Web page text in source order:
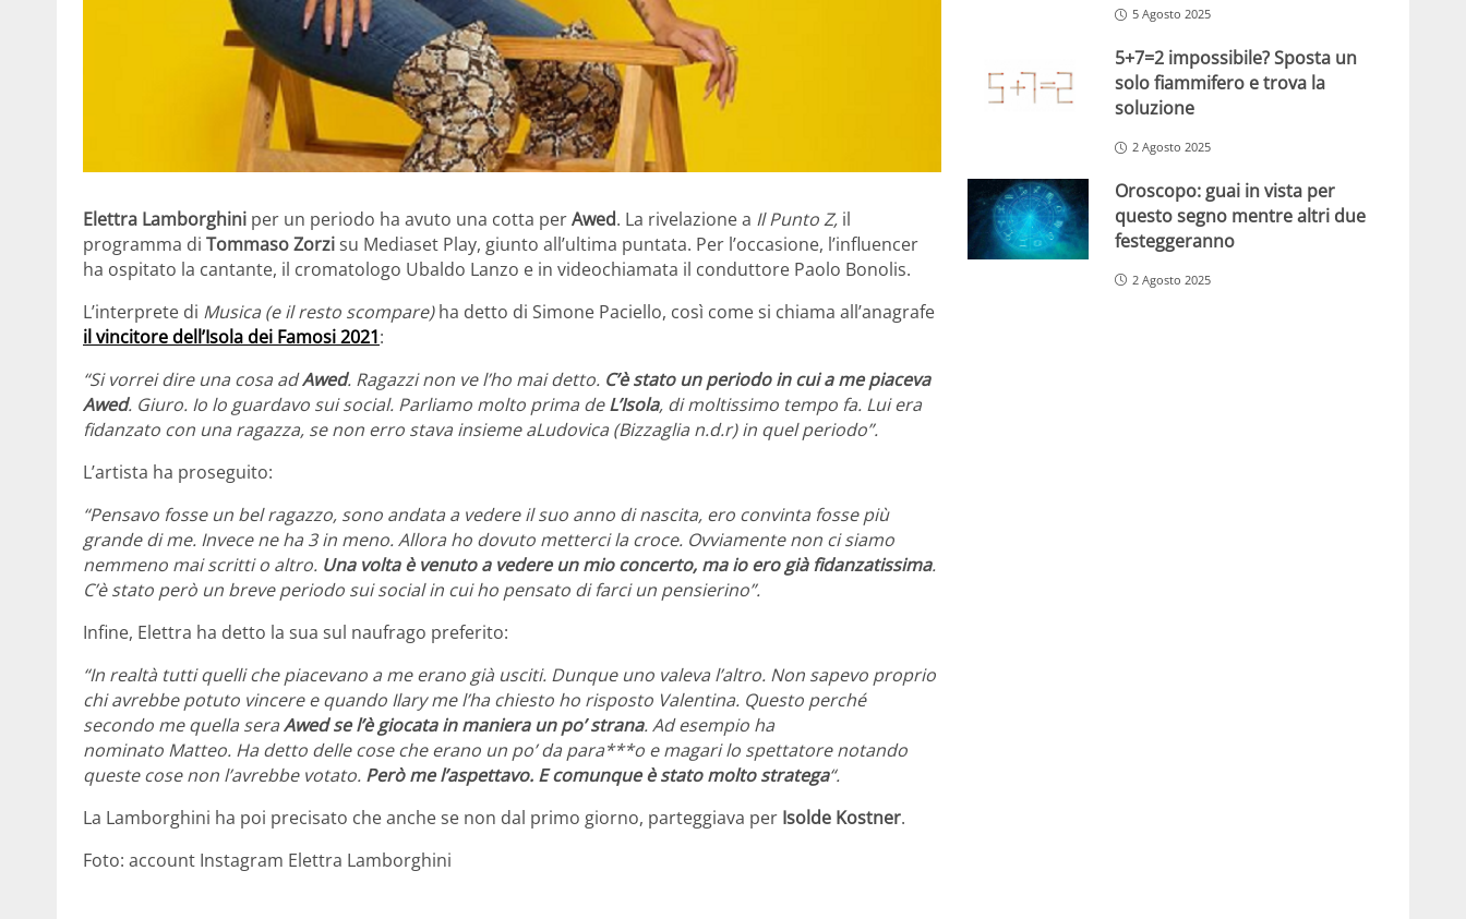
Elettra Lamborghini per un periodo ha avuto una cotta perAwed. La rivelazione a Il Punto Z, il
programma di Tommaso Zorzisu Mediaset Play, giunto all’ultima puntata. Per l’occasione, l’influencer
ha ospitato la cantante, il cromatologo Ubaldo Lanzo e in videochiamata il conduttore Paolo Bonolis.
L’interprete di Musica (e il resto scompare)ha detto di Simone Paciello, così come si chiama all’anagrafe
il vincitore dell’Isola dei Famosi 2021:
“Si vorrei dire una cosa adAwed. Ragazzi non ve l’ho mai detto. C’è stato un periodo in cui a me piaceva
Awed. Giuro. Io lo guardavo sui social. Parliamo molto prima deL’Isola, di moltissimo tempo fa. Lui era
fidanzato con una ragazza, se non erro stava insieme aLudovica (Bizzaglia n.d.r) in quel periodo”.
L’artista ha proseguito:
“Pensavo fosse un bel ragazzo, sono andata a vedere il suo anno di nascita, ero convinta fosse più
grande di me. Invece ne ha 3 in meno. Allora ho dovuto metterci la croce. Ovviamente non ci siamo
nemmeno mai scritti o altro. Una volta è venuto a vedere un mio concerto, ma io ero già fidanzatissima.
C’è stato però un breve periodo sui social in cui ho pensato di farci un pensierino”.
Infine, Elettra ha detto la sua sul naufrago preferito:
“In realtà tutti quelli che piacevano a me erano già usciti. Dunque uno valeva l’altro. Non sapevo proprio
chi avrebbe potuto vincere e quando Ilary me l’ha chiesto ho risposto Valentina. Questo perché
secondo me quella seraAwed se l’è giocata in maniera un po’ strana. Ad esempio ha
nominato Matteo. Ha detto delle cose che erano un po’ da para***o e magari lo spettatore notando
queste cose non l’avrebbe votato. Però me l’aspettavo. E comunque è stato molto stratega“.
La Lamborghini ha poi precisato che anche se non dal primo giorno, parteggiava per Isolde Kostner.
Foto: account Instagram Elettra Lamborghini
5 Agosto 2025
5+7=2 impossibile? Sposta un
solo fiammifero e trova la
soluzione
2 Agosto 2025
Oroscopo: guai in vista per
questo segno mentre altri due
festeggeranno
2 Agosto 2025